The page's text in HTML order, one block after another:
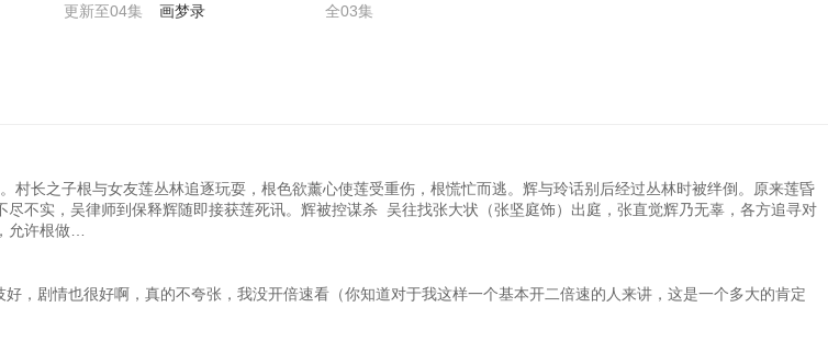
更新至04集 全03集
画梦录
长之子根与女友莲丛林追逐玩耍，根色欲薰心使莲受重伤，根慌忙而逃。辉与玲话别后经过丛林时被绊倒。原来莲昏
不实，吴律师到保释辉随即接获莲死讯。辉被控谋杀 吴往找张大状（张坚庭饰）出庭，张直觉辉乃无辜，各方追寻对
允许根做…
，剧情也很好啊，真的不夸张，我没开倍速看（你知道对于我这样一个基本开二倍速的人来讲，这是一个多大的肯定